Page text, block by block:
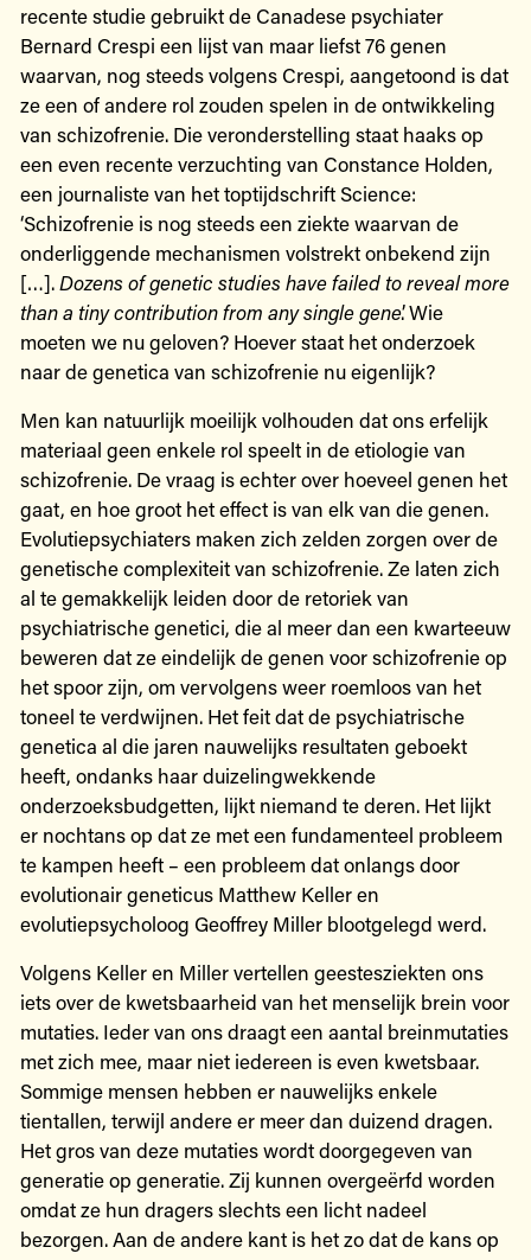
recente studie gebruikt de Canadese psychiater
Bernard Crespi een lijst van maar liefst 76 genen
waarvan, nog steeds volgens Crespi, aangetoond is dat
ze een of andere rol zouden spelen in de ontwikkeling
van schizofrenie. Die veronderstelling staat haaks op
een even recente verzuchting van Constance Holden,
een journaliste van het toptijdschrift Science:
‘Schizofrenie is nog steeds een ziekte waarvan de
onderliggende mechanismen volstrekt onbekend zijn
[…].Dozens of genetic studies have failed to reveal more
than a tiny contribution from any single gene’. Wie
moeten we nu geloven? Hoever staat het onderzoek
naar de genetica van schizofrenie nu eigenlijk?
Men kan natuurlijk moeilijk volhouden dat ons erfelijk
materiaal geen enkele rol speelt in de etiologie van
schizofrenie. De vraag is echter over hoeveel genen het
gaat, en hoe groot het effect is van elk van die genen.
Evolutiepsychiaters maken zich zelden zorgen over de
genetische complexiteit van schizofrenie. Ze laten zich
al te gemakkelijk leiden door de retoriek van
psychiatrische genetici, die al meer dan een kwarteeuw
beweren dat ze eindelijk de genen voor schizofrenie op
het spoor zijn, om vervolgens weer roemloos van het
toneel te verdwijnen. Het feit dat de psychiatrische
genetica al die jaren nauwelijks resultaten geboekt
heeft, ondanks haar duizelingwekkende
onderzoeksbudgetten, lijkt niemand te deren. Het lijkt
er nochtans op dat ze met een fundamenteel probleem
te kampen heeft – een probleem dat onlangs door
evolutionair geneticus Matthew Keller en
evolutiepsycholoog Geoffrey Miller blootgelegd werd.
Volgens Keller en Miller vertellen geestesziekten ons
iets over de kwetsbaarheid van het menselijk brein voor
mutaties. Ieder van ons draagt een aantal breinmutaties
met zich mee, maar niet iedereen is even kwetsbaar.
Sommige mensen hebben er nauwelijks enkele
tientallen, terwijl andere er meer dan duizend dragen.
Het gros van deze mutaties wordt doorgegeven van
generatie op generatie. Zij kunnen overgeërfd worden
omdat ze hun dragers slechts een licht nadeel
bezorgen. Aan de andere kant is het zo dat de kans op